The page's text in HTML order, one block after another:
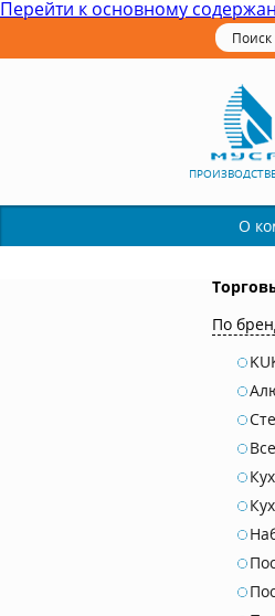
Перейти к основному
О
По